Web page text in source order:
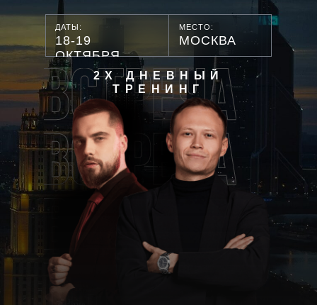
ДАТЫ:
18-19
ОКТЯБРЯ
МЕСТО:
МОСКВА
2Х ДНЕВНЫЙ
ТРЕНИНГ